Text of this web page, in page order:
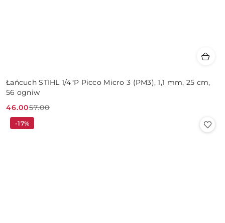
Łańcuch STIHL 1/4"P Picco Micro 3 (PM3), 1,1 mm, 25 cm,
56 ogniw
Cena
promocyjna:
46.00
Cena
przed
57.00
-17%